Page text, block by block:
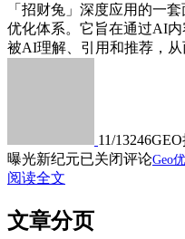
「招财兔」深度应用的一
优化体系。它旨在通过AI
被AI理解、引用和推荐，
11/13246
曝光新纪元已关闭评论Geo
阅读全文
文章分页